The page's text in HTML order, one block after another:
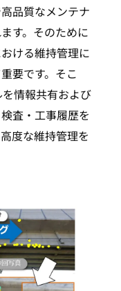
品質なメンテナ
す。そのために
ける維持管理に
要です。そこ
情報共有および
査・工事履歴を
度な維持管理を